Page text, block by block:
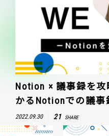
Notion × 議事録を
かるNotionでの議事
2022.09.30 21 SHARE